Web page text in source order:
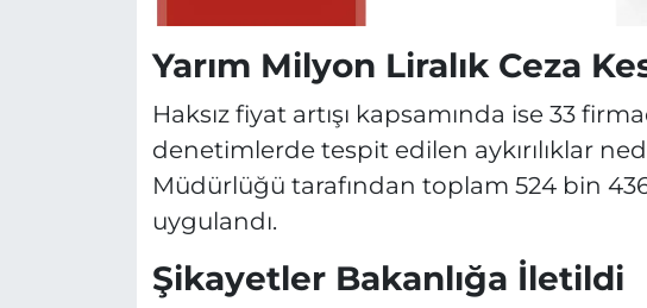
Yarım Milyon Liralık Ceza
Haksız fiyat artışı kapsamında ise 33
denetimlerde tespit edilen aykırılıklar
Müdürlüğü tarafından toplam 524 bin 436
uygulandı.
Şikayetler Bakanlığa İletildi